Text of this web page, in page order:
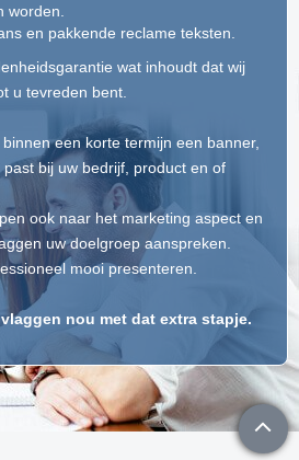
worden.
en pakkende reclame teksten.
wat inhoudt dat wij
u tevreden bent.
een korte termijn een banner,
bij uw bedrijf, product en of
ook naar het marketing aspect en
uw doelgroep aanspreken.
mooi presenteren.
nou met dat extra stapje.